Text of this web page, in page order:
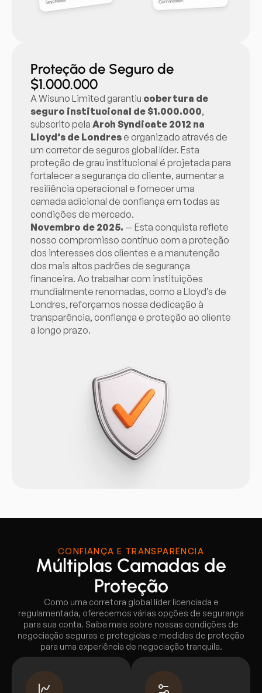
Proteção de Seguro de
$1.000.000
A Wisuno Limited garantiu cobertura de
seguro institucional de $1.000.000,
subscrito pela Arch Syndicate 2012 na
Lloyd’s de Londres e organizado através de
um corretor de seguros global líder. Esta
proteção de grau institucional é projetada para
fortalecer a segurança do cliente, aumentar a
resiliência operacional e fornecer uma
camada adicional de confiança em todas as
condições de mercado.
Novembro de 2025. — Esta conquista reflete
nosso compromisso contínuo com a proteção
dos interesses dos clientes e a manutenção
dos mais altos padrões de segurança
financeira. Ao trabalhar com instituições
mundialmente renomadas, como a Lloyd’s de
Londres, reforçamos nossa dedicação à
transparência, confiança e proteção ao cliente
a longo prazo.
CONFIANÇA E TRANSPARÊNCIA
Múltiplas Camadas de
Proteção
Como uma corretora global líder licenciada e
regulamentada, oferecemos várias opções de segurança
para sua conta. Saiba mais sobre nossas condições de
negociação seguras e protegidas e medidas de proteção
para uma experiência de negociação tranquila.